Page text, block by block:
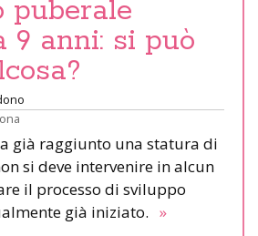
puberale
9 anni: si può
già raggiunto una statura di
si deve intervenire in alcun
il processo di sviluppo
già iniziato. »